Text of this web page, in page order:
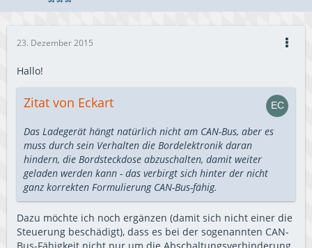
23. Dezember 2015
Hallo!
Zitat von Eckart
Das Ladegerät hängt natürlich nicht am CAN-Bus, aber es
muss durch sein Verhalten die Bordelektronik daran
hindern, die Bordsteckdose abzuschalten, damit weiter
geladen werden kann - das verbirgt sich hinter der nicht
ganz korrekten Formulierung CAN-Bus-fähig.
Dazu möchte ich noch ergänzen (damit sich nicht einer die
Steuerung beschädigt), dass es bei der sogenannten CAN-
Bus-Fähigkeit nicht nur um die Abschaltungsverhinderung